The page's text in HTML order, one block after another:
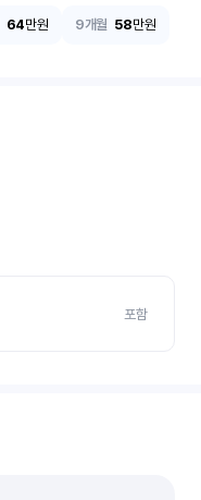
64만원 9개월 58만원
포함